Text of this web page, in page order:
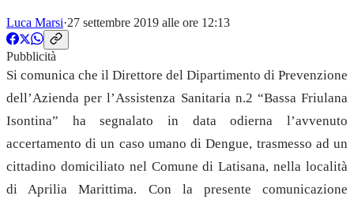
Luca Marsi·27 settembre 2019 alle ore 12:13
Pubblicità
Si comunica che il Direttore del Dipartimento di Prevenzione
dell’Azienda per l’Assistenza Sanitaria n.2 “Bassa Friulana
Isontina” ha segnalato in data odierna l’avvenuto
accertamento di un caso umano di Dengue, trasmesso ad un
cittadino domiciliato nel Comune di Latisana, nella località
di Aprilia Marittima. Con la presente comunicazione